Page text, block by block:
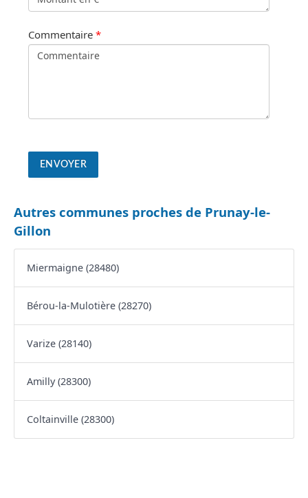
Commentaire *
Autres communes proches de Prunay-le-
Gillon
Miermaigne (28480)
Bérou-la-Mulotière (28270)
Varize (28140)
Amilly (28300)
Coltainville (28300)